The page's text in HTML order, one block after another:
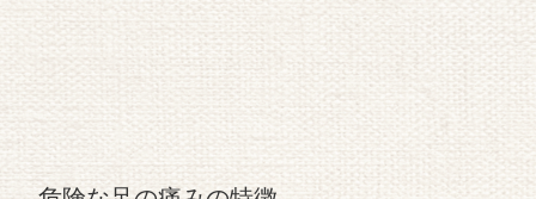
ることが参考になると言われています。
引用元：
https://bit.ly/3S6hKxT
https://www.joa.or.jp/public/sick/condition/sciatica.html
https://www.health.harvard.edu/pain/leg-pain-causes